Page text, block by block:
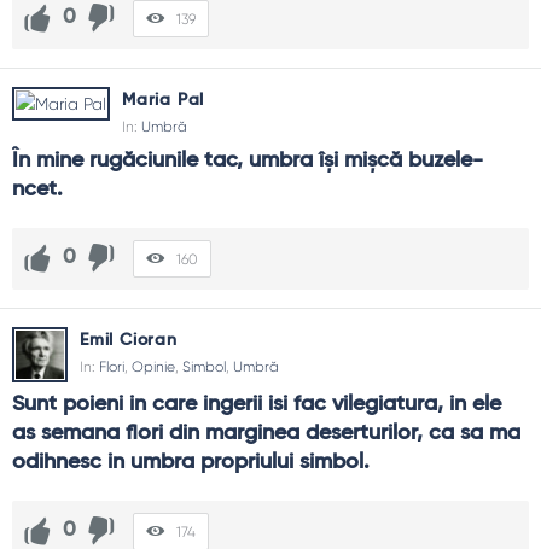
0 139
Maria Pal
In: Umbră
În mine rugăciunile tac, umbra îşi mişcă buzele-
ncet.
0 160
Emil Cioran
In: Flori Opinie Simbol Umbră
Sunt poieni in care ingerii isi fac vilegiatura, in ele
as semana flori din marginea deserturilor, ca sa ma
odihnesc in umbra propriului simbol.
0 174